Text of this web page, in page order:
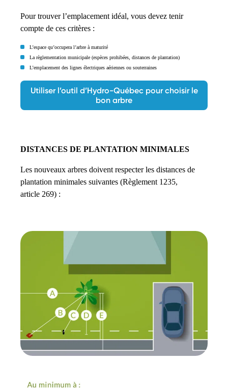
Pour trouver l’emplacement idéal, vous devez tenir
compte de ces critères :
L’espace qu’occupera l’arbre à maturité
La règlementation municipale (espèces prohibées, distances de plantation)
L’emplacement des lignes électriques aériennes ou souterraines
Utiliser l’outil d’Hydro-Québec pour choisir le
bon arbre
DISTANCES DE PLANTATION MINIMALES
Les nouveaux arbres doivent respecter les distances de
plantation minimales suivantes (Règlement 1235,
article 269) :